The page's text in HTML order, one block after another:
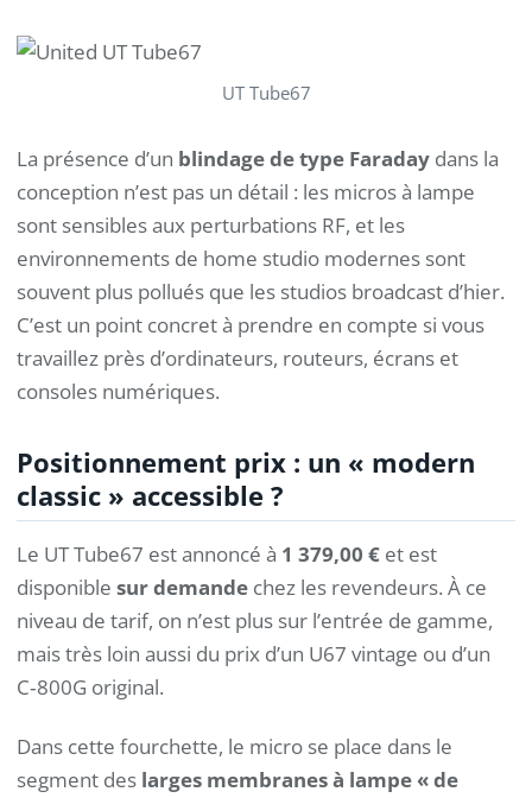
UT Tube67
La présence d’un blindage de type Faraday dans la
conception n’est pas un détail : les micros à lampe
sont sensibles aux perturbations RF, et les
environnements de home studio modernes sont
souvent plus pollués que les studios broadcast d’hier.
C’est un point concret à prendre en compte si vous
travaillez près d’ordinateurs, routeurs, écrans et
consoles numériques.
Positionnement prix : un « modern
classic » accessible ?
Le UT Tube67 est annoncé à 1 379,00 € et est
disponible sur demande chez les revendeurs. À ce
niveau de tarif, on n’est plus sur l’entrée de gamme,
mais très loin aussi du prix d’un U67 vintage ou d’un
C‑800G original.
Dans cette fourchette, le micro se place dans le
segment des larges membranes à lampe « de